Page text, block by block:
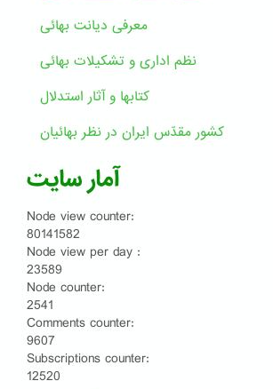
معرفی دیانت بهائی
نظم اداری و تشکیلات بهائی
کتابها و آثار استدلال
کشور مقدّس ایران در نظر بهائیان
آمار سایت
Node view counter:
80141582
Node view per day :
23589
Node counter:
2541
Comments counter:
9607
Subscriptions counter:
12520